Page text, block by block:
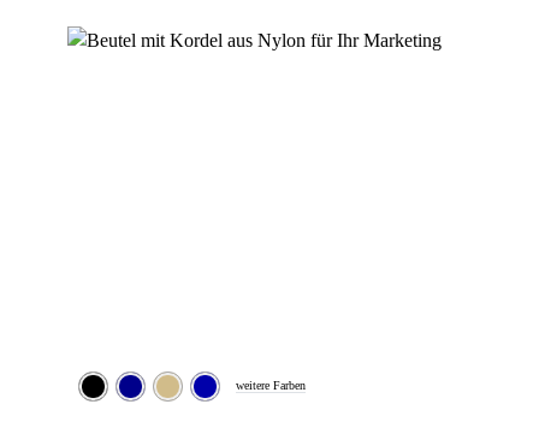
weitere Farben